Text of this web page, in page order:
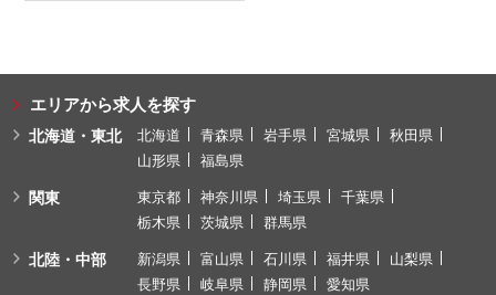
エリアから求人を探す
北海道・東北 北海道 青森県 岩手県 宮城県
秋田県
山形県
福島県
関東 東京都 神奈川県 埼玉県
千葉県
栃木県
茨城県 群馬県
北陸・中部 新潟県 富山県 石川県 福井県
山梨県
長野県
岐阜県 静岡県 愛知県